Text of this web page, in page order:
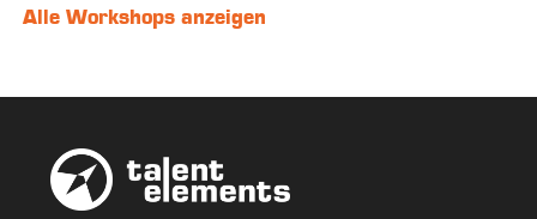
Alle Workshops anzeigen